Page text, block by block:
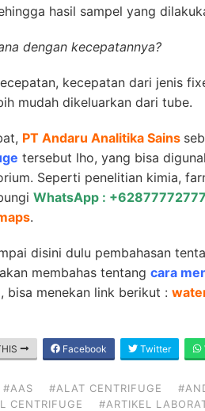
hasil sampel yang
dengan kecepatannya?
kecepatan dari jenis
mudah dikeluarkan dari tube.
PT Andaru Analitika Sains
tersebut lho, yang bisa
Seperti penelitian kimia,
WhatsApp :
.
disini dulu pembahasan
membahas tentang cara
bisa menekan link berikut :
Facebook Twitter
#AAS #ALAT CENTRIFUGE
CENTRIFUGE
#ARTIKEL